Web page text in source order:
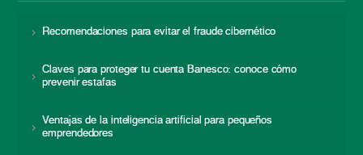
Recomendaciones para evitar el fraude cibernético
Claves para proteger tu cuenta Banesco: conoce cómo
prevenir estafas
Ventajas de la inteligencia artificial para pequeños
emprendedores